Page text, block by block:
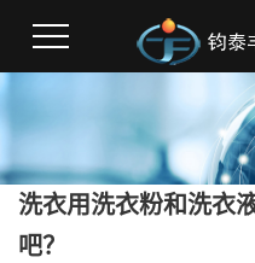
洗衣用洗衣粉和洗衣
吧？